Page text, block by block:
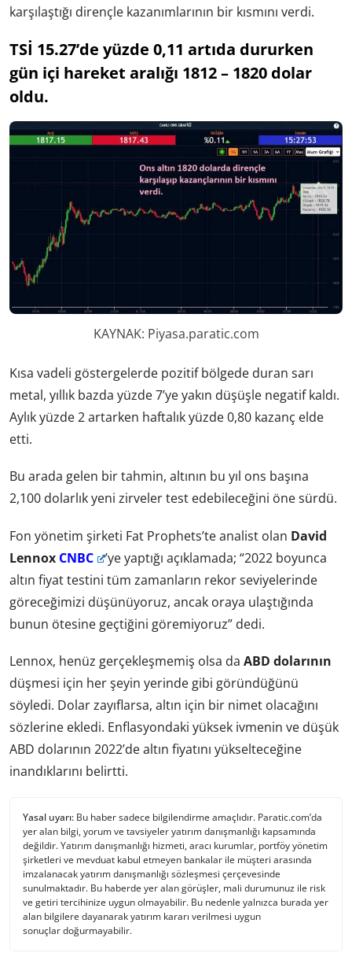
karşılaştığı dirençle kazanımlarının bir kısmını verdi.
TSİ 15.27’de yüzde 0,11 artıda dururken
gün içi hareket aralığı 1812 – 1820 dolar
oldu.
KAYNAK: Piyasa.paratic.com
Kısa vadeli göstergelerde pozitif bölgede duran sarı
metal, yıllık bazda yüzde 7’ye yakın düşüşle negatif kaldı.
Aylık yüzde 2 artarken haftalık yüzde 0,80 kazanç elde
etti.
Bu arada gelen bir tahmin, altının bu yıl ons başına
2,100 dolarlık yeni zirveler test edebileceğini öne sürdü.
Fon yönetim şirketi Fat Prophets’te analist olan David
Lennox CNBC
’ye yaptığı açıklamada; “2022 boyunca
altın fiyat testini tüm zamanların rekor seviyelerinde
göreceğimizi düşünüyoruz, ancak oraya ulaştığında
bunun ötesine geçtiğini göremiyoruz” dedi.
Lennox, henüz gerçekleşmemiş olsa da ABD dolarının
düşmesi için her şeyin yerinde gibi göründüğünü
söyledi. Dolar zayıflarsa, altın için bir nimet olacağını
sözlerine ekledi. Enflasyondaki yüksek ivmenin ve düşük
ABD dolarının 2022’de altın fiyatını yükselteceğine
inandıklarını belirtti.
Yasal uyarı: Bu haber sadece bilgilendirme amaçlıdır. Paratic.com’da
yer alan bilgi, yorum ve tavsiyeler yatırım danışmanlığı kapsamında
değildir. Yatırım danışmanlığı hizmeti, aracı kurumlar, portföy yönetim
şirketleri ve mevduat kabul etmeyen bankalar ile müşteri arasında
imzalanacak yatırım danışmanlığı sözleşmesi çerçevesinde
sunulmaktadır. Bu haberde yer alan görüşler, mali durumunuz ile risk
ve getiri tercihinize uygun olmayabilir. Bu nedenle yalnızca burada yer
alan bilgilere dayanarak yatırım kararı verilmesi uygun
sonuçlar doğurmayabilir.